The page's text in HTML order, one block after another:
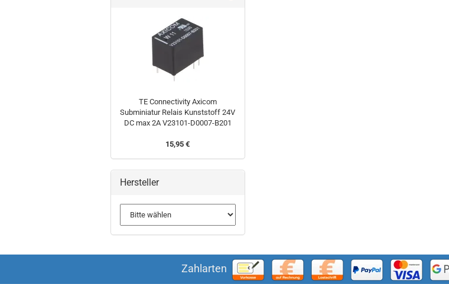
TE Connectivity Axicom
Subminiatur Relais Kunststoff 24V
DC max 2A V23101-D0007-B201
15,95 €
Hersteller
Zahlarten